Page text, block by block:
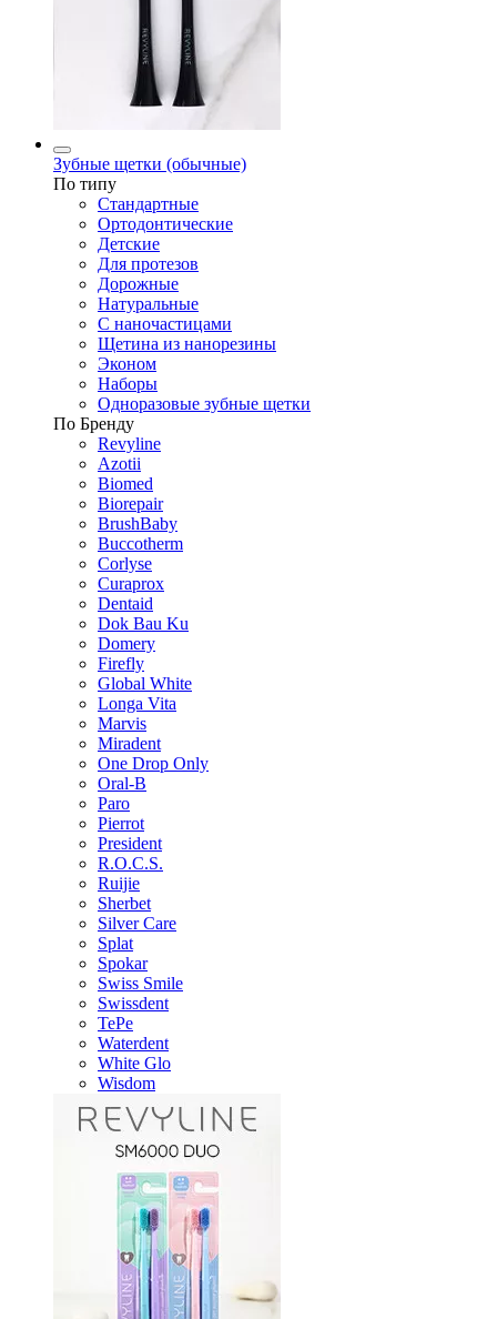
Зубные щетки (обычные)
По типу
Стандартные
Ортодонтические
Детские
Для протезов
Дорожные
Натуральные
С наночастицами
Щетина из нанорезины
Эконом
Наборы
Одноразовые зубные щетки
По Бренду
Revyline
Azotii
Biomed
Biorepair
BrushBaby
Buccotherm
Corlyse
Curaprox
Dentaid
Dok Bau Ku
Domery
Firefly
Global White
Longa Vita
Marvis
Miradent
One Drop Only
Oral-B
Paro
Pierrot
President
R.O.C.S.
Ruijie
Sherbet
Silver Care
Splat
Spokar
Swiss Smile
Swissdent
TePe
Waterdent
White Glo
Wisdom